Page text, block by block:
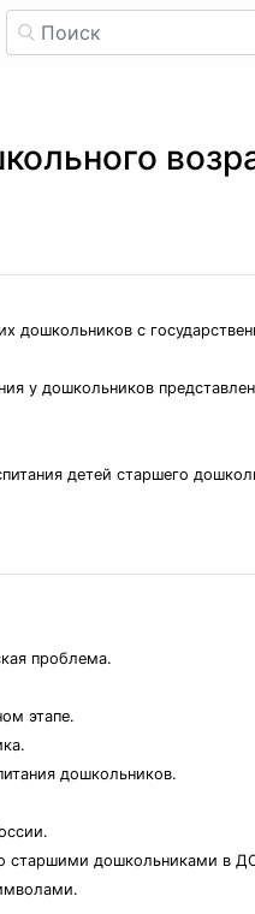
дошкольников с
у дошкольников
детей старшего
проблема.
этапе.
дошкольников.
старшими дошкольниками в